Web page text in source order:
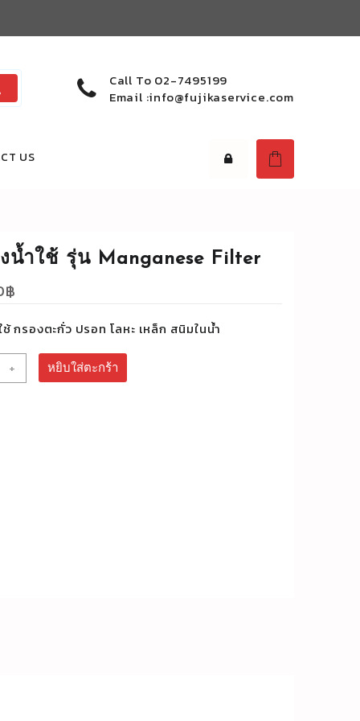
Call To 02-7495199
Email :info@fujikaservice.com
US
น้ำใช้ รุ่น Manganese Filter
฿
กรองตะกั่ว ปรอท โลหะ เหล็ก สนิมในน้ำ
+ หยิบใส่ตะกร้า